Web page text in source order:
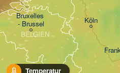
Temperatur
Köln
Bruxelles
- Brussel
BELGIEN